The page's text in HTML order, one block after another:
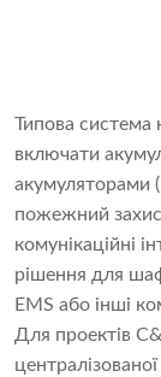
Типова система
включати
акумуляторами
пожежний
комунікаційні
рішення для
EMS або інші
Для проектів